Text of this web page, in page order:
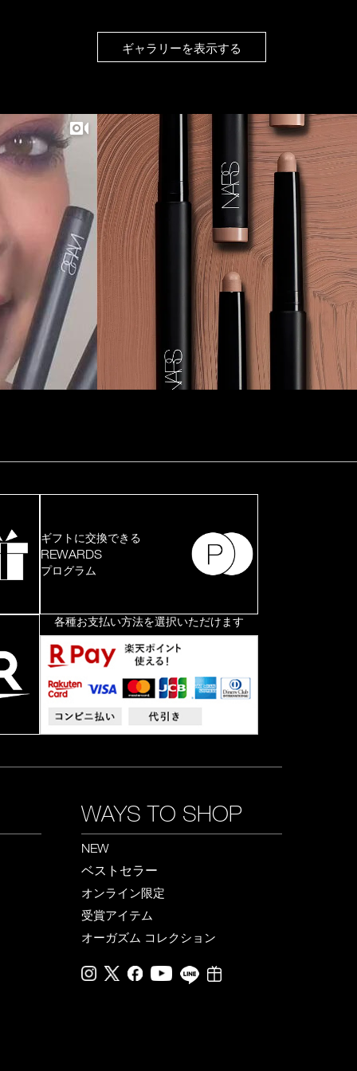
ギャラリーを表示する
ギフトに交換できる
REWARDS
プログラム
各種お支払い方法を選択いただけます
WAYS TO SHOP
NEW
ベストセラー
オンライン限定
受賞アイテム
オーガズム コレクション